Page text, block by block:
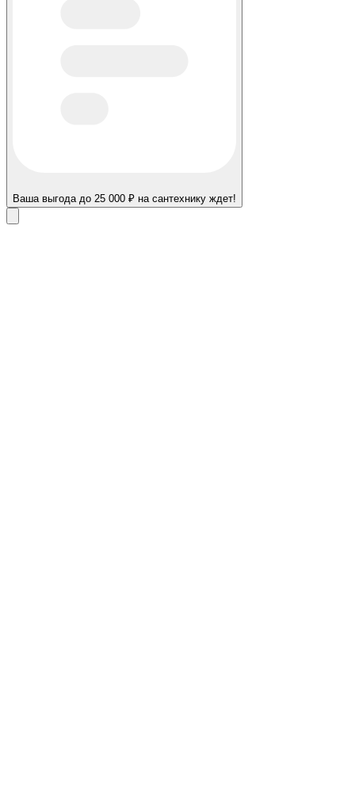
Ваша выгода до 25 000 ₽ на сантехнику ждет!